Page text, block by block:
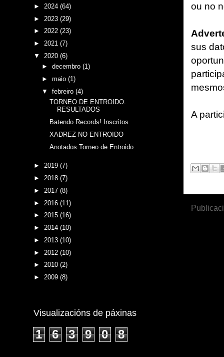
ou no
sus
A
► 2024 (64)
► 2023 (29)
► 2022 (23)
► 2021 (7)
▼ 2020 (6)
► decembro (1)
► maio (1)
▼ febreiro (4)
TORNEO DE ENTROIDO.
RESULTADOS
Batendo Records! Inscritos
XADREZ NO ENTROIDO
Anotados Torneo de Entroido
► 2019 (7)
► 2018 (7)
► 2017 (8)
► 2016 (11)
► 2015 (16)
► 2014 (10)
► 2013 (10)
► 2012 (10)
► 2010 (2)
► 2009 (8)
Visualizacións de páxinas
1 6 3 9 0 8